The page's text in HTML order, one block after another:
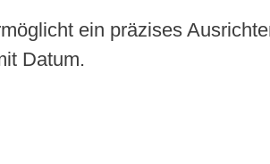
ein präzises
Datum.